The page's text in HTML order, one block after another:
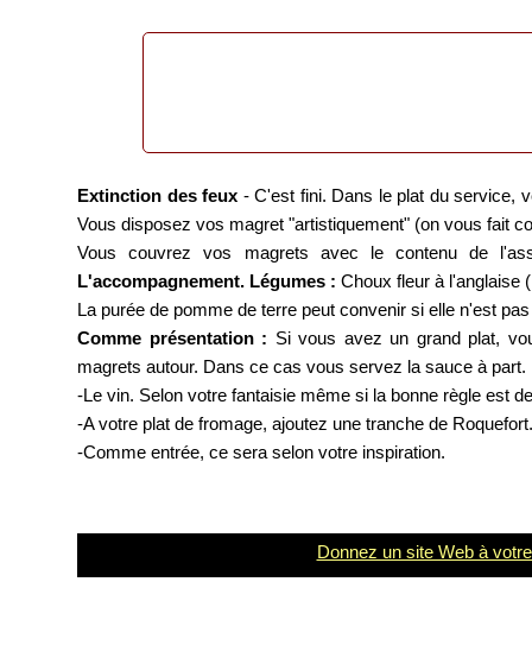
Extinction des feux - C'est fini. Dans le plat du service,
Vous disposez vos magret "artistiquement" (on vous fait
Vous couvrez vos magrets avec le contenu de
L'accompagnement. Légumes : Choux fleur à l'anglaise
La purée de pomme de terre peut convenir si elle n'est
Comme présentation : Si vous avez un grand plat,
magrets autour. Dans ce cas vous servez la sauce à
-Le vin. Selon votre fantaisie même si la bonne règle est
-A votre plat de fromage, ajoutez une tranche de Roquefort.
-Comme entrée, ce sera selon votre inspiration.
Donnez un site Web à